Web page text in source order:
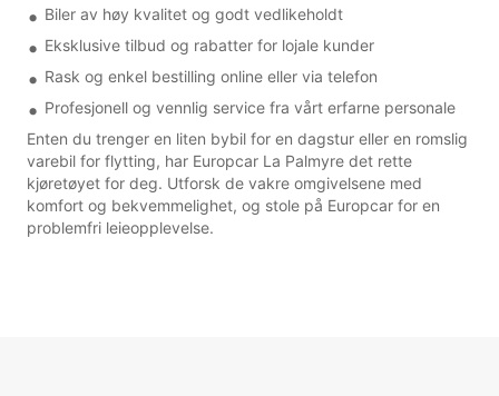
Biler av høy kvalitet og godt vedlikeholdt
Eksklusive tilbud og rabatter for lojale kunder
Rask og enkel bestilling online eller via telefon
Profesjonell og vennlig service fra vårt erfarne personale
Enten du trenger en liten bybil for en dagstur eller en romslig
varebil for flytting, har Europcar La Palmyre det rette
kjøretøyet for deg. Utforsk de vakre omgivelsene med
komfort og bekvemmelighet, og stole på Europcar for en
problemfri leieopplevelse.